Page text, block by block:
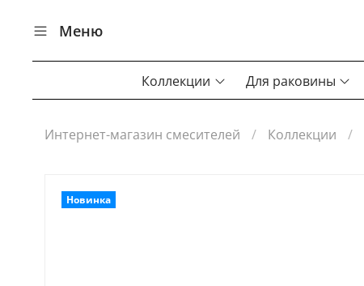
Меню
Коллекции Для раковины
Интернет-магазин смесителей Коллекции
Новинка